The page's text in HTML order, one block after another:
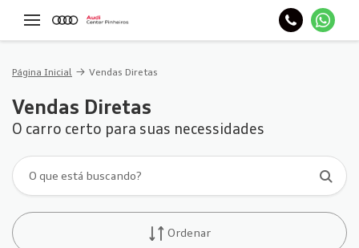
Página Inicial Vendas Diretas
Vendas Diretas
O carro certo para suas necessidades
Ordenar